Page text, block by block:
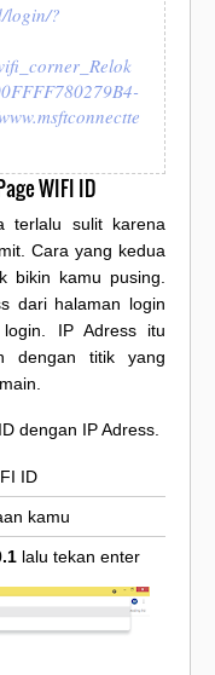
login/?
WIFI ID
terlalu sulit karena
Cara yang kedua
bikin kamu pusing.
dari halaman login
IP Adress itu
dengan titik yang
dengan IP Adress.
ID
kamu
lalu tekan enter